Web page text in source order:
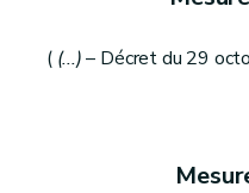
Art. 64( (...)– Décret du 29